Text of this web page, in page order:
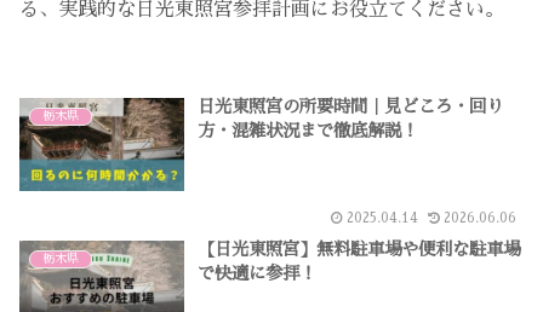
る、実践的な日光東照宮参拝計画にお役立てください。
栃木県
日光東照宮の所要時間｜見どころ・回り
方・混雑状況まで徹底解説！
2025.04.14 2026.06.06
栃木県
【日光東照宮】無料駐車場や便利な駐車場
で快適に参拝！